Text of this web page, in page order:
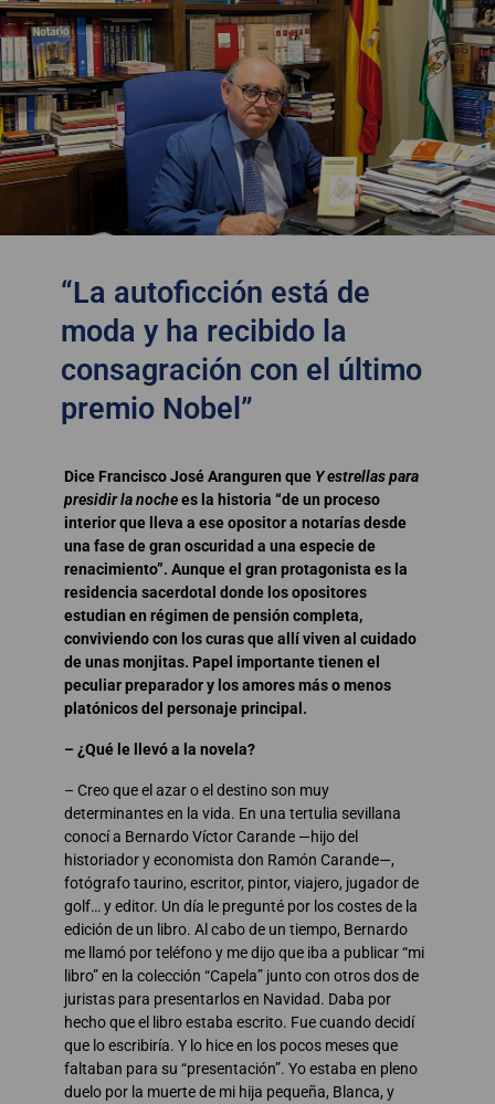
“La autoficción está de
moda y ha recibido la
consagración con el último
premio Nobel”
Dice Francisco José Aranguren que Y estrellas para
presidir la nochees la historia “de un proceso
interior que lleva a ese opositor a notarías desde
una fase de gran oscuridad a una especie de
renacimiento”. Aunque el gran protagonista es la
residencia sacerdotal donde los opositores
estudian en régimen de pensión completa,
conviviendo con los curas que allí viven al cuidado
de unas monjitas. Papel importante tienen el
peculiar preparador y los amores más o menos
platónicos del personaje principal.
– ¿Qué le llevó a la novela?
– Creo que el azar o el destino son muy
determinantes en la vida. En una tertulia sevillana
conocí a Bernardo Víctor Carande —hijo del
historiador y economista don Ramón Carande—,
fotógrafo taurino, escritor, pintor, viajero, jugador de
golf… y editor. Un día le pregunté por los costes de la
edición de un libro. Al cabo de un tiempo, Bernardo
me llamó por teléfono y me dijo que iba a publicar “mi
libro” en la colección “Capela” junto con otros dos de
juristas para presentarlos en Navidad. Daba por
hecho que el libro estaba escrito. Fue cuando decidí
que lo escribiría. Y lo hice en los pocos meses que
faltaban para su “presentación”. Yo estaba en pleno
duelo por la muerte de mi hija pequeña, Blanca, y